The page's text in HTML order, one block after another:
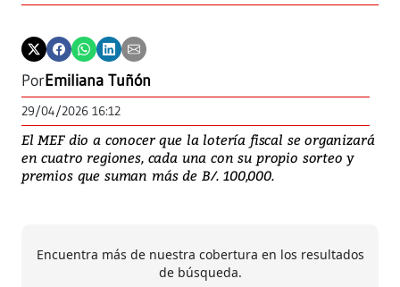
PorEmiliana Tuñón
29/04/2026 16:12
El MEF dio a conocer que la lotería fiscal se organizará
en cuatro regiones, cada una con su propio sorteo y
premios que suman más de B/. 100,000.
Encuentra más de nuestra cobertura en los resultados
de búsqueda.